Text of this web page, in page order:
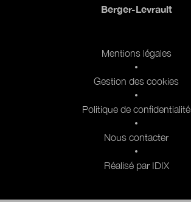
Berger-Levrault
Mentions légales
Gestion des cookies
Politique de confidentialité
Nous contacter
Réalisé par IDIX